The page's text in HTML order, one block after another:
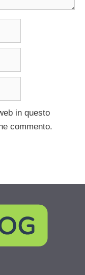
in questo
commento.